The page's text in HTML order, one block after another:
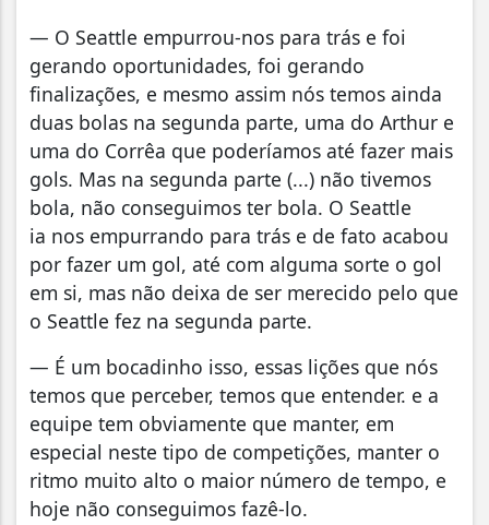
— O Seattle empurrou-nos para trás e foi
gerando oportunidades, foi gerando
finalizações, e mesmo assim nós temos ainda
duas bolas na segunda parte, uma do Arthur e
uma do Corrêa que poderíamos até fazer mais
gols. Mas na segunda parte (...) não tivemos
bola, não conseguimos ter bola. O Seattle
ia nos empurrando para trás e de fato acabou
por fazer um gol, até com alguma sorte o gol
em si, mas não deixa de ser merecido pelo que
o Seattle fez na segunda parte.
— É um bocadinho isso, essas lições que nós
temos que perceber, temos que entender. e a
equipe tem obviamente que manter, em
especial neste tipo de competições, manter o
ritmo muito alto o maior número de tempo, e
hoje não conseguimos fazê-lo.